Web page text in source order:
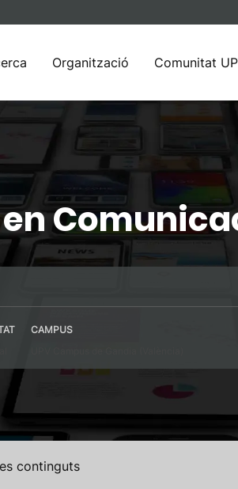
Organització Comunitat
CAMPUS
continguts